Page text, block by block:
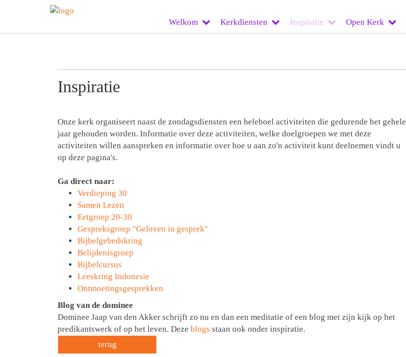
Welkom Kerkdiensten Inspiratie Open Kerk
Inspiratie
Onze kerk organiseert naast de zondagsdiensten een heleboel activiteiten die gedurende het gehele
jaar gehouden worden. Informatie over deze activiteiten, welke doelgroepen we met deze
activiteiten willen aanspreken en informatie over hoe u aan zo'n activiteit kunt deelnemen vindt u
op deze pagina's.
Ga direct naar:
Verdieping 30
Samen Lezen
Eetgroep 20-30
Gespreksgroep "Geloven in gesprek"
Bijbelgebedskring
Belijdenisgroep
Bijbelcursus
Leeskring Indonesie
Ontmoetingsgesprekken
Blog van de dominee
Dominee Jaap van den Akker schrijft zo nu en dan een meditatie of een blog met zijn kijk op het
predikantswerk of op het leven. Deze blogs staan ook onder inspiratie.
terug